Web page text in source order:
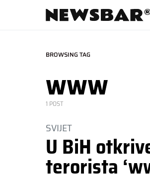
BROWSING TAG
www
1 POST
SVIJET
U BiH
terorista